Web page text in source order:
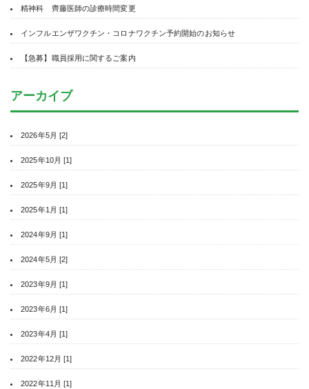
精神科 齊藤医師の診療時間変更
インフルエンザワクチン・コロナワクチン予約開始のお知らせ
【急募】職員採用に関するご案内
アーカイブ
2026年5月 [2]
2025年10月 [1]
2025年9月 [1]
2025年1月 [1]
2024年9月 [1]
2024年5月 [2]
2023年9月 [1]
2023年6月 [1]
2023年4月 [1]
2022年12月 [1]
2022年11月 [1]